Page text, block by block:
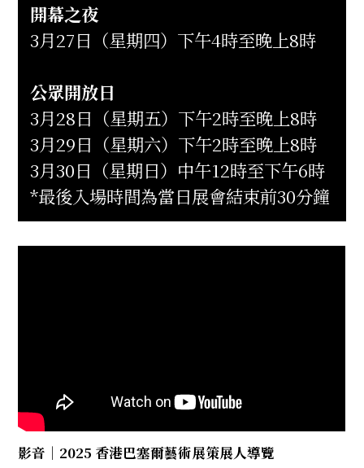
開幕之夜
3月27日（星期四）下午4時至晚上8時
公眾開放日
3月28日（星期五）下午2時至晚上8時
3月29日（星期六）下午2時至晚上8時
3月30日（星期日）中午12時至下午6時
*最後入場時間為當日展會結束前30分鐘
影音｜2025 香港巴塞爾藝術展策展人導覽